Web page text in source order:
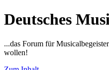
Deutsches
...das Forum für
wollen!